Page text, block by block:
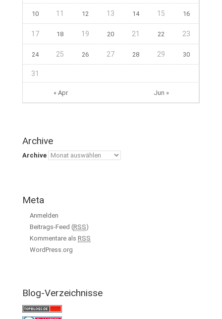
« Apr Jun »
10 11 12 13 14 15 16
17 18 19 20 21 22 23
24 25 26 27 28 29 30
31
Archive
Archive
Meta
Anmelden
Beitrags-Feed (RSS)
Kommentare als RSS
WordPress.org
Blog-Verzeichnisse